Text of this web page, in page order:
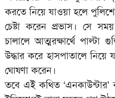
করতে নিয়ে যাওয়া হলে
চেষ্টা করেন প্রভাস। সে
চালালে আত্মরক্ষার্থে পাল্টা
উদ্ধার করে হাসপাতালে নিয়ে
ঘোষণা করেন।
তবে এই কথিত ‘এনকাউন্টার’